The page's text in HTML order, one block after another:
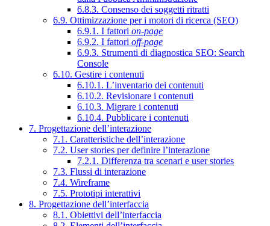
6.8.3. Consenso dei soggetti ritratti
6.9. Ottimizzazione per i motori di ricerca (SEO)
6.9.1. I fattori on-page
6.9.2. I fattori off-page
6.9.3. Strumenti di diagnostica SEO: Search
Console
6.10. Gestire i contenuti
6.10.1. L’inventario dei contenuti
6.10.2. Revisionare i contenuti
6.10.3. Migrare i contenuti
6.10.4. Pubblicare i contenuti
7. Progettazione dell’interazione
7.1. Caratteristiche dell’interazione
7.2. User stories per definire l’interazione
7.2.1. Differenza tra scenari e user stories
7.3. Flussi di interazione
7.4. Wireframe
7.5. Prototipi interattivi
8. Progettazione dell’interfaccia
8.1. Obiettivi dell’interfaccia